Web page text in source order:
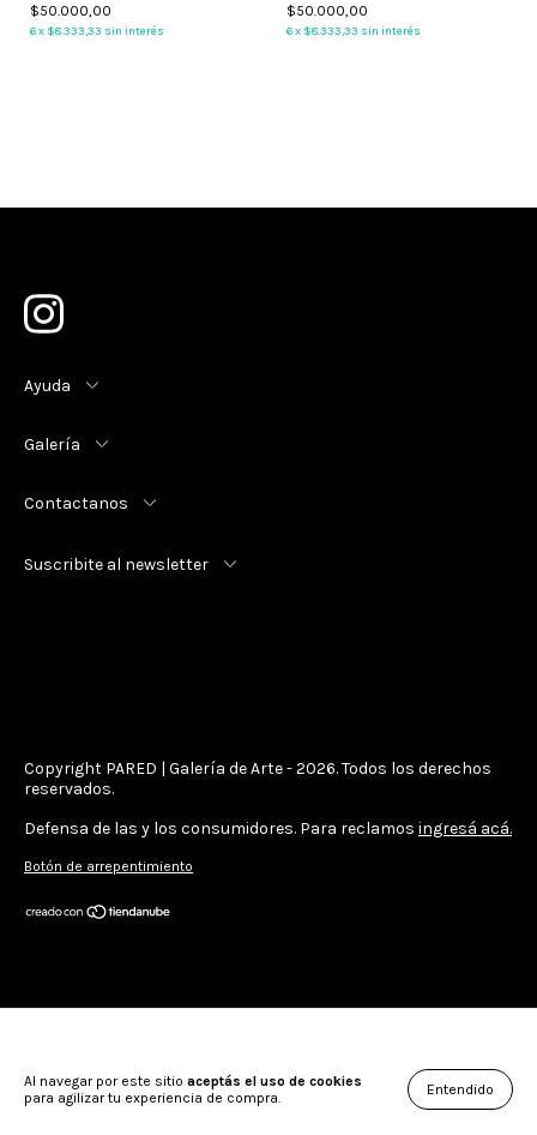
Al navegar por este sitio aceptás el uso de cookies
para agilizar tu experiencia de compra.
Entendido
$50.000,00
6x $8.333,33 sin interés
$50.000,00
6x $8.333,33 sin interés
Ayuda
Galería
Contactanos
Suscribite al newsletter
Copyright PARED | Galería de Arte - 2026. Todos los derechos
reservados.
Defensa de las y los consumidores. Para reclamos ingresá acá.
Botón de arrepentimiento